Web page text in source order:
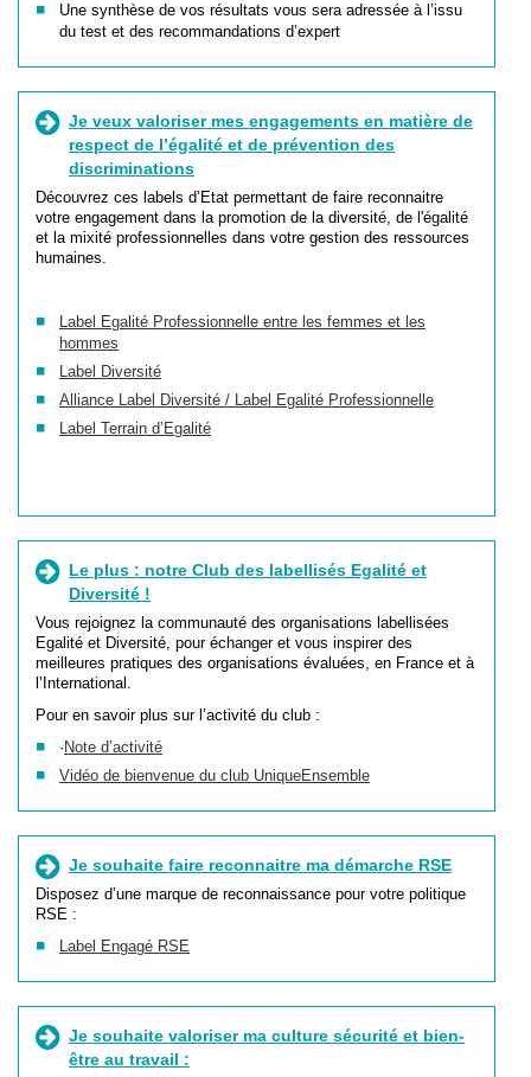
Une synthèse de vos résultats vous sera adressée à l’issu
du test et des recommandations d’expert
Je veux valoriser mes engagements en matière de
respect de l’égalité et de prévention des
discriminations
Découvrez ces labels d’Etat permettant de faire reconnaitre
votre engagement dans la promotion de la diversité, de l'égalité
et la mixité professionnelles dans votre gestion des ressources
humaines.
Label Egalité Professionnelle entre les femmes et les
hommes
Label Diversité
Alliance Label Diversité / Label Egalité Professionnelle
Label Terrain d’Egalité
Le plus : notre Club des labellisés Egalité et
Diversité !
Vous rejoignez la communauté des organisations labellisées
Egalité et Diversité, pour échanger et vous inspirer des
meilleures pratiques des organisations évaluées, en France et à
l’International.
Pour en savoir plus sur l’activité du club :
· Note d’activité
Vidéo de bienvenue du club UniqueEnsemble
Je souhaite faire reconnaitre ma démarche RSE
Disposez d’une marque de reconnaissance pour votre politique
RSE :
Label Engagé RSE
Je souhaite valoriser ma culture sécurité et bien-
être au travail :